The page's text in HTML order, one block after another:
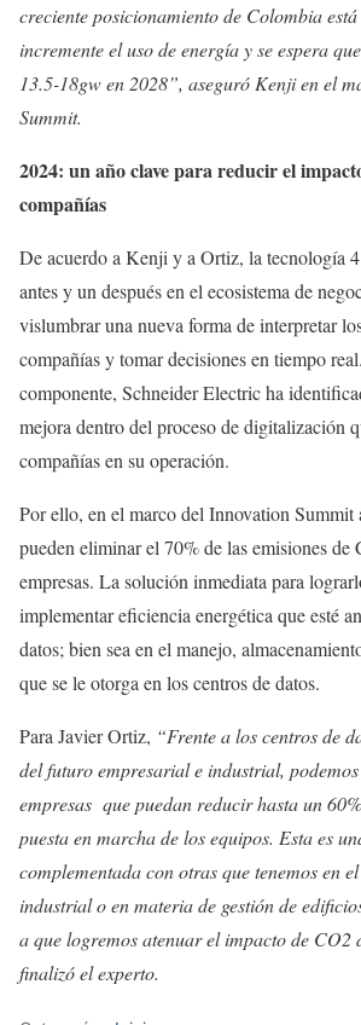
creciente posicionamiento de Colombia
incremente el uso de energía y se espera
13.5-18gw en 2028”, aseguró Kenji en el
Summit.
2024: un año clave para reducir el
compañías
De acuerdo a Kenji y a Ortiz, la tecnología
antes y un después en el ecosistema de
vislumbrar una nueva forma de interpretar
compañías y tomar decisiones en tiempo
componente, Schneider Electric ha
mejora dentro del proceso de digitalización
compañías en su operación.
Por ello, en el marco del Innovation Summit
pueden eliminar el 70% de las emisiones de
empresas. La solución inmediata para
implementar eficiencia energética que esté
datos; bien sea en el manejo,
que se le otorga en los centros de datos.
Para Javier Ortiz, “Frente a los centros de
del futuro empresarial e industrial,
empresas que puedan reducir hasta un
puesta en marcha de los equipos. Esta es
complementada con otras que tenemos en
industrial o en materia de gestión de
a que logremos atenuar el impacto de CO2
finalizó el experto.